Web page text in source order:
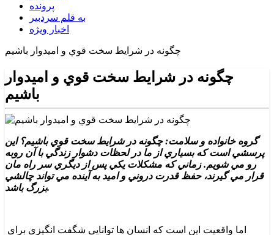
پرونده
به قلم سردبیر
اخبار ویژه
چگونه در شرايط سخت قوي و اميدوار باشيم
چگونه در شرايط سخت قوي و اميدوار
باشيم
گروه خانواده و سلامت: چگونه در شرايط سخت قوي باشيم؟ اين
پرسشي است که بسياري از ما در لحظات دشوار زندگي با آن روبه
رو مي شويم. زماني که مشکلات يکي پس از ديگري سر راه مان
قرار مي گيرند، حفظ قدرت دروني و اميد به آينده مي تواند چالشي
بزرگ باشد.